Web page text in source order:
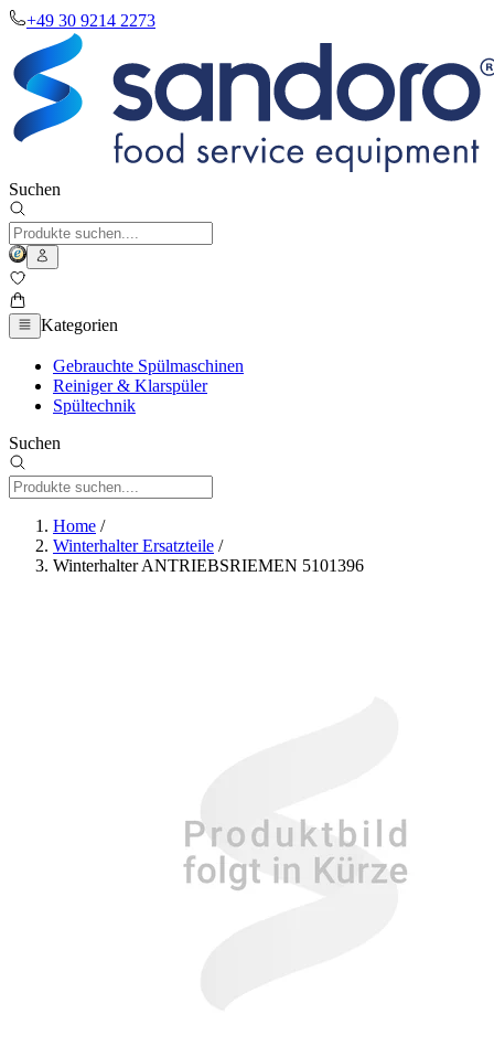
+49 30 9214 2273
Suchen
Kategorien
Gebrauchte Spülmaschinen
Reiniger & Klarspüler
Spültechnik
Suchen
Home /
Winterhalter Ersatzteile /
Winterhalter ANTRIEBSRIEMEN 5101396